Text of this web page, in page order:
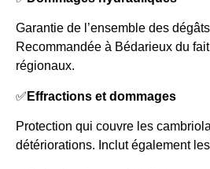
Garantie de l’ensemble des
Recommandée à Bédarieux du
régionaux.
✅ Effractions et dommages
Protection qui couvre les
détériorations. Inclut également